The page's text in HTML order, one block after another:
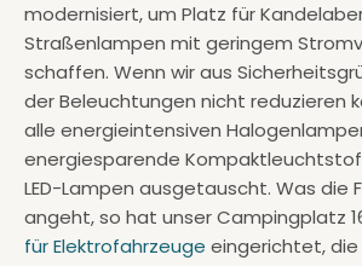
modernisiert, um Platz für
Straßenlampen mit geringem
schaffen. Wenn wir aus
der Beleuchtungen nicht reduzieren
alle energieintensiven
energiesparende
LED-Lampen ausgetauscht. Was die
angeht, so hat unser Campingplatz
für Elektrofahrzeuge eingerichtet, die